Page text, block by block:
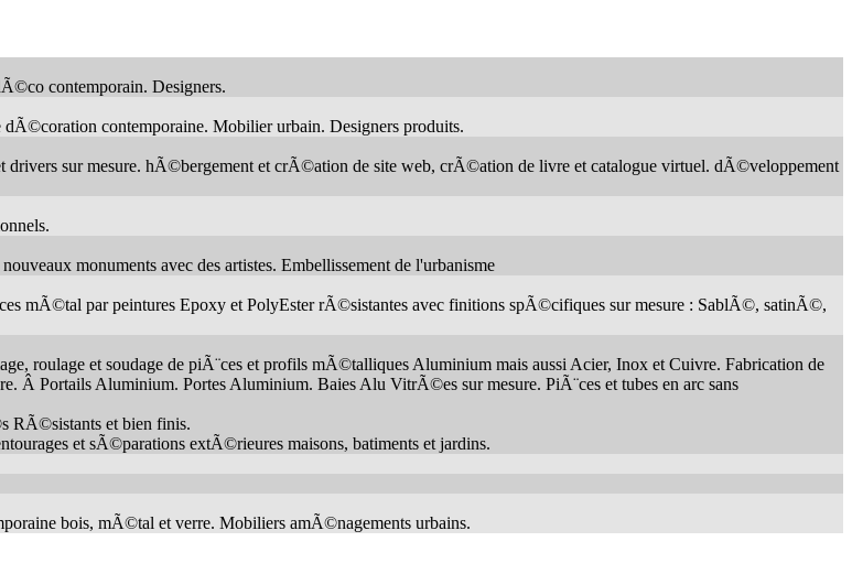
contemporain. Designers.
contemporaine. Mobilier urbain. Designers produits.
sur mesure. hÃ©bergement et crÃ©ation de site web, crÃ©ation de livre et catalogue virtuel. dÃ©veloppement
monuments avec des artistes. Embellissement de l'urbanisme
mÃ©tal par peintures Epoxy et PolyEster rÃ©sistantes avec finitions spÃ©cifiques sur mesure : SablÃ©, satinÃ©,
roulage et soudage de piÃ¨ces et profils mÃ©talliques Aluminium mais aussi Acier, Inox et Cuivre. Fabrication de
Â Portails Aluminium. Portes Aluminium. Baies Alu VitrÃ©es sur mesure. PiÃ¨ces et tubes en arc sans
RÃ©sistants et bien finis.
et sÃ©parations extÃ©rieures maisons, batiments et jardins.
bois, mÃ©tal et verre. Mobiliers amÃ©nagements urbains.